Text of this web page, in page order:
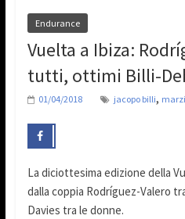
Endurance
Vuelta a Ibiza:
tutti, ottimi Billi-
01/04/2018 jacopo billi,
La diciottesima edizione della
dalla coppia Rodríguez-Valero
Davies tra le donne.